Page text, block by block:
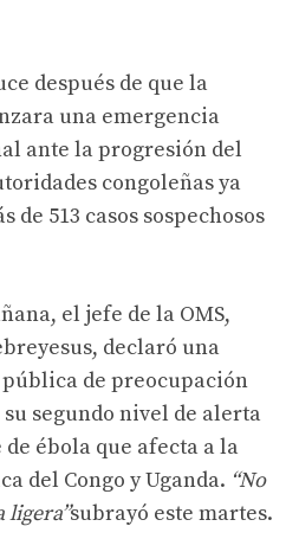
después de que la
una emergencia
ante la progresión del
congoleñas ya
513 casos sospechosos
el jefe de la OMS,
declaró una
de preocupación
segundo nivel de alerta
ébola que afecta a la
del Congo y Uganda. “No
ligera”subrayó este martes.